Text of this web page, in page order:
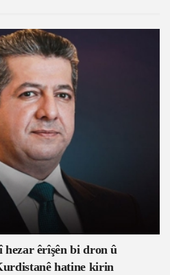
êrîşên bi dron û
hatine kirin